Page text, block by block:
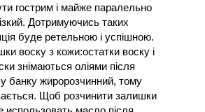
гострим і майже паралельно
Дотримуючись таких
буде ретельною і успішною.
воску з кожи:остатки воску і
знімаються оліями після
у банку жиророзчинний, тому
Щоб розчинити залишки